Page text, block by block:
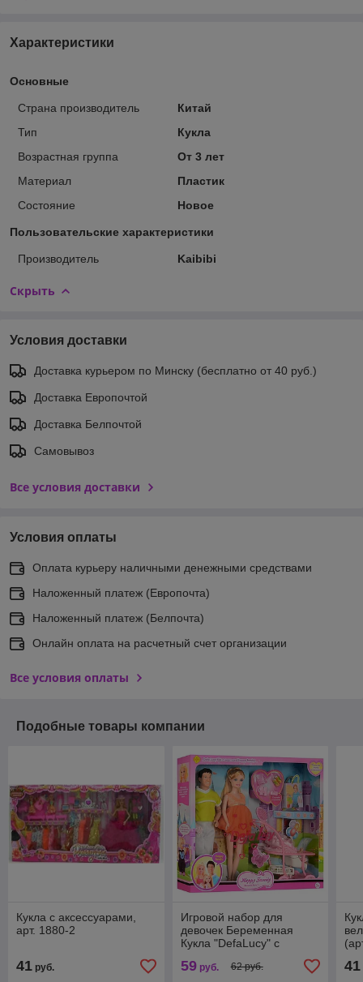
Характеристики
Основные
Страна производитель
Китай
Тип
Кукла
Возрастная группа
От 3 лет
Материал
Пластик
Состояние
Новое
Пользовательские характеристики
Производитель Kaibibi
Скрыть
Условия доставки
Доставка курьером по Минску (бесплатно от 40 руб.)
Доставка Европочтой
Доставка Белпочтой
Самовывоз
Все условия доставки
Условия оплаты
Оплата курьеру наличными денежными средствами
Наложенный платеж (Европочта)
Наложенный платеж (Белпочта)
Онлайн оплата на расчетный счет организации
Все условия оплаты
Подобные товары компании
Кукла с аксессуарами,
арт. 1880-2
41 руб.
Игровой набор для
девочек Беременная
Кукла "DefaLucy" с
(Арт.8088)
59руб. 62 руб. 41